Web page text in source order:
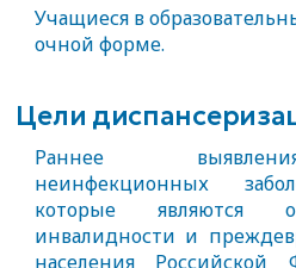
Учащиеся в
очной форме.
Цели
Раннее
неинфекционных
которые являются
инвалидности и
населения Российской